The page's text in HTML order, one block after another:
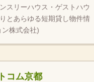
スリーハウス・ゲストハウ
とあらゆる短期貸し物件情
株式会社)
コム京都